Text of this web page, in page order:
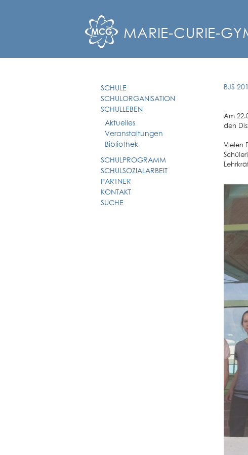
MARIE-CURIE-
SCHULE
SCHULORGANISATION
SCHULLEBEN
Aktuelles
Veranstaltungen
Bibliothek
SCHULPROGRAMM
SCHULSOZIALARBEIT
PARTNER
KONTAKT
SUCHE
BJS
Am
den
Vielen